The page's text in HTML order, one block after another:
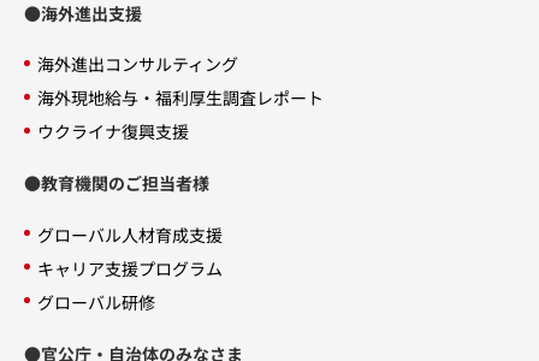
●海外進出支援
海外進出コンサルティング
海外現地給与・福利厚生調査レポート
ウクライナ復興支援
●教育機関のご担当者様
グローバル人材育成支援
キャリア支援プログラム
グローバル研修
●官公庁・自治体のみなさま